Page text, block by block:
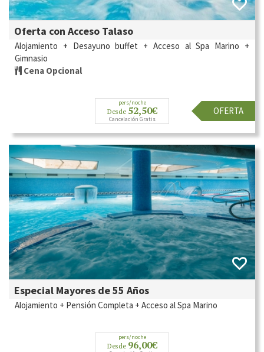
Oferta con Acceso Talaso
Alojamiento + Desayuno buffet + Acceso al Spa Marino +
Gimnasio
Cena Opcional
pers/noche
Desde 52,50€
Cancelación Gratis
OFERTA
Especial Mayores de 55 Años
Alojamiento + Pensión Completa + Acceso al Spa Marino
pers/noche
Desde 96,00€